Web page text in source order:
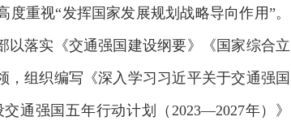
重视“发挥国家发展规划战略导向作用”。
以落实《交通强国建设纲要》《国家综合立
，组织编写《深入学习习近平关于交通强国
通强国五年行动计划（2023—2027年）》